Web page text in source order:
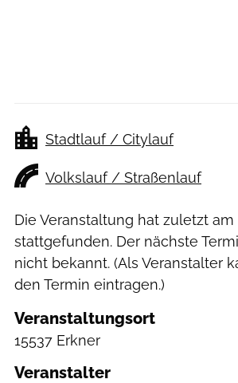
Stadtlauf / Citylauf
Volkslauf / Straßenlauf
Die Veranstaltung hat zuletzt am
stattgefunden. Der nächste
nicht bekannt. (Als Veranstalter
den Termin eintragen.)
Veranstaltungsort
15537 Erkner
Veranstalter